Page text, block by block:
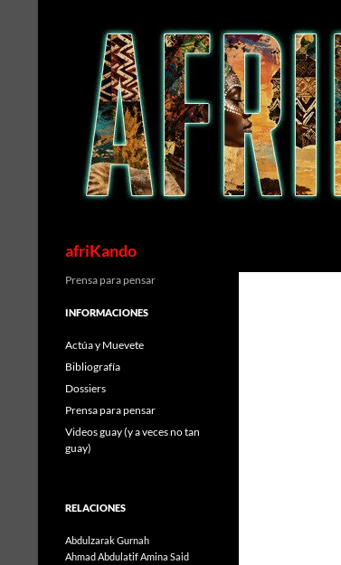
afriKando
Prensa para pensar
INFORMACIONES
Actúa y Muevete
Bibliografía
Dossiers
Prensa para pensar
Videos guay (y a veces no tan
guay)
RELACIONES
Abdulzarak Gurnah
Ahmad AbdulatifAmina Said